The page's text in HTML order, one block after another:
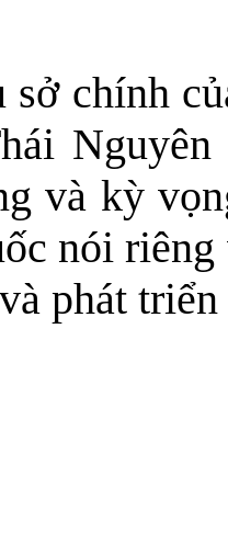
sở chính
và kỳ
nói
phát